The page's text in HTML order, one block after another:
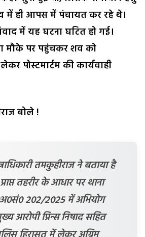
में ही आपस में पंचायत कर रहे थे।
में यह घटना घटित हो गई।
मौके पर पहुंचकर शव को
पोस्टमार्टम की कार्यवाही
बोले !
तमकुहीराज ने बताया है
तहरीर के आधार पर थाना
202/2025 में अभियोग
आरोपी प्रिन्स निषाद सहित